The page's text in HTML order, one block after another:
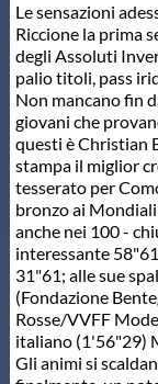
Scuole Nuoto
Propaganda
Centri Federali
Area Legislativa
Protezione
Le sensazioni
Riccione la prima
degli Assoluti
palio titoli, pass
Non mancano fin
giovani che
questi è Christian
stampa il miglior
tesserato per
bronzo ai
anche nei 100 -
interessante
31"61; alle sue
(Fondazione
Rosse/VVFF
italiano (1'56"29)
Gli animi si